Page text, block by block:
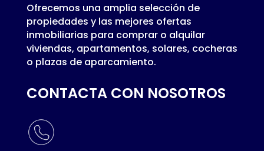
Ofrecemos una amplia selección de
propiedades y las mejores ofertas
inmobiliarias para comprar o alquilar
viviendas, apartamentos, solares, cocheras
o plazas de aparcamiento.
CONTACTA CON NOSOTROS